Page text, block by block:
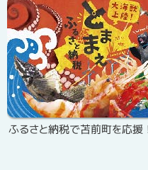
ッ
ク
ア
ッ
プ
ふるさと納税で苫前町を応援